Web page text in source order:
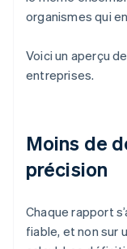
organismes qui
Voici un aperçu
entreprises.
Moins de
précision
Chaque rapport
fiable, et non sur